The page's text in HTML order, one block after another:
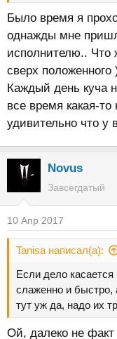
Было время я
однажды мне
исполнителю.. Что
сверх
Каждый день куча
все время какая-
удивительно что у
Novus
Завсегдатый
10 Апр 2017
Tanisa написал(а):
Если дело
слаженно и быстро,
тут уж да, надо их
Ой, далеко не